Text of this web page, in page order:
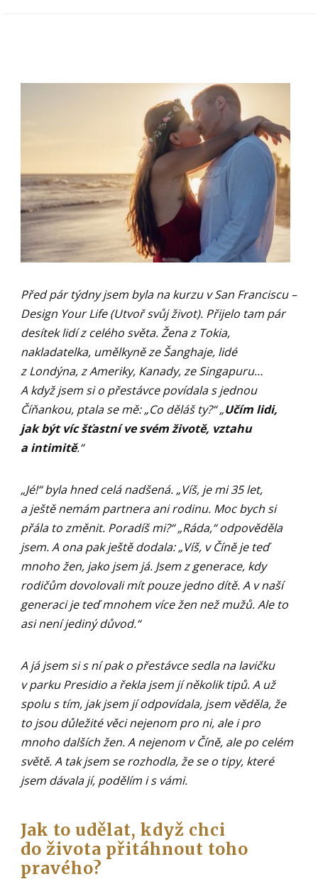
Před pár týdny jsem byla na kurzu v San Franciscu –
Design Your Life (Utvoř svůj život). Přijelo tam pár
desítek lidí z celého světa. Žena z Tokia,
nakladatelka, umělkyně ze Šanghaje, lidé
z Londýna, z Ameriky, Kanady, ze Singapuru…
A když jsem si o přestávce povídala s jednou
Číňankou, ptala se mě: „Co děláš ty?“ „Učím lidi,
jak být víc šťastní ve svém životě, vztahu
a intimitě.“
„Jé!“ byla hned celá nadšená. „Víš, je mi 35 let,
a ještě nemám partnera ani rodinu. Moc bych si
přála to změnit. Poradíš mi?“ „Ráda,“ odpověděla
jsem. A ona pak ještě dodala: „Víš, v Číně je teď
mnoho žen, jako jsem já. Jsem z generace, kdy
rodičům dovolovali mít pouze jedno dítě. A v naší
generaci je teď mnohem více žen než mužů. Ale to
asi není jediný důvod.“
A já jsem si s ní pak o přestávce sedla na lavičku
v parku Presidio a řekla jsem jí několik tipů. A už
spolu s tím, jak jsem jí odpovídala, jsem věděla, že
to jsou důležité věci nejenom pro ni, ale i pro
mnoho dalších žen. A nejenom v Číně, ale po celém
světě. A tak jsem se rozhodla, že se o tipy, které
jsem dávala jí, podělím i s vámi.
Jak to udělat, když chci
do života přitáhnout toho
pravého?